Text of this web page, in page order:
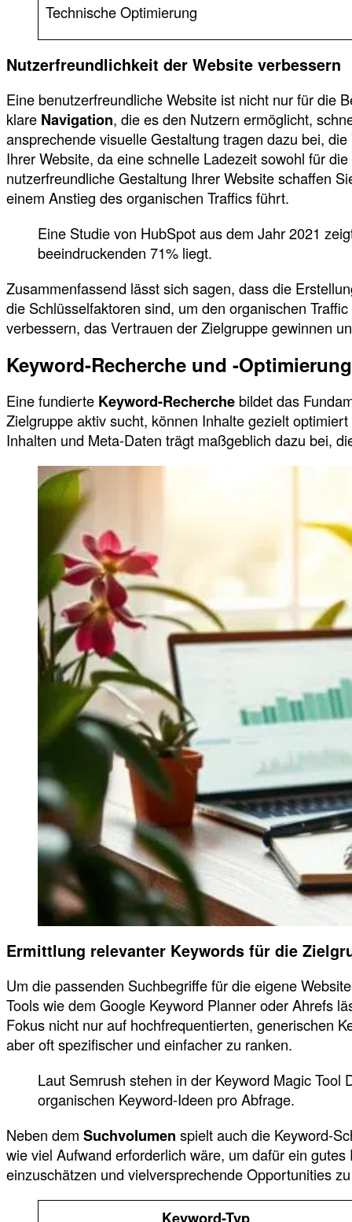
Technische Optimierung
Nutzerfreundlichkeit der Website verbessern
Eine benutzerfreundliche Website ist nicht nur für die
klare Navigation, die es den Nutzern ermöglicht,
ansprechende visuelle Gestaltung tragen dazu bei,
Ihrer Website, da eine schnelle Ladezeit sowohl für
nutzerfreundliche Gestaltung Ihrer Website schaffen
einem Anstieg des organischen Traffics führt.
Eine Studie von HubSpot aus dem Jahr 2021
beeindruckenden 71% liegt.
Zusammenfassend lässt sich sagen, dass die
die Schlüsselfaktoren sind, um den organischen
verbessern, das Vertrauen der Zielgruppe gewinnen
Keyword-Recherche und -Optimierung
Eine fundierte Keyword-Recherche bildet das
Zielgruppe aktiv sucht, können Inhalte gezielt
Inhalten und Meta-Daten trägt maßgeblich dazu bei,
Ermittlung relevanter Keywords für die
Um die passenden Suchbegriffe für die eigene
Tools wie dem Google Keyword Planner oder Ahrefs
Fokus nicht nur auf hochfrequentierten, generischen
aber oft spezifischer und einfacher zu ranken.
Laut Semrush stehen in der Keyword Magic
organischen Keyword-Ideen pro Abfrage.
Neben dem Suchvolumen spielt auch die Keyword-
wie viel Aufwand erforderlich wäre, um dafür ein
einzuschätzen und vielversprechende Opportunities
Keyword-Typ